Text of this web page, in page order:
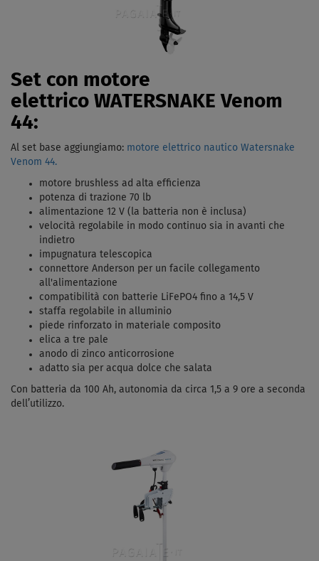
Set con motore
elettrico WATERSNAKE Venom
44:
Al set base aggiungiamo: motore elettrico nautico Watersnake
Venom 44.
motore brushless ad alta efficienza
potenza di trazione 70 lb
alimentazione 12 V (la batteria non è inclusa)
velocità regolabile in modo continuo sia in avanti che
indietro
impugnatura telescopica
connettore Anderson per un facile collegamento
all'alimentazione
compatibilità con batterie LiFePO4 fino a 14,5 V
staffa regolabile in alluminio
piede rinforzato in materiale composito
elica a tre pale
anodo di zinco anticorrosione
adatto sia per acqua dolce che salata
Con batteria da 100 Ah, autonomia da circa 1,5 a 9 ore a seconda
dell’utilizzo.